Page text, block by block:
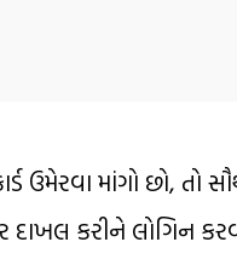
માંગો છો, તો
કરીને લોગિન